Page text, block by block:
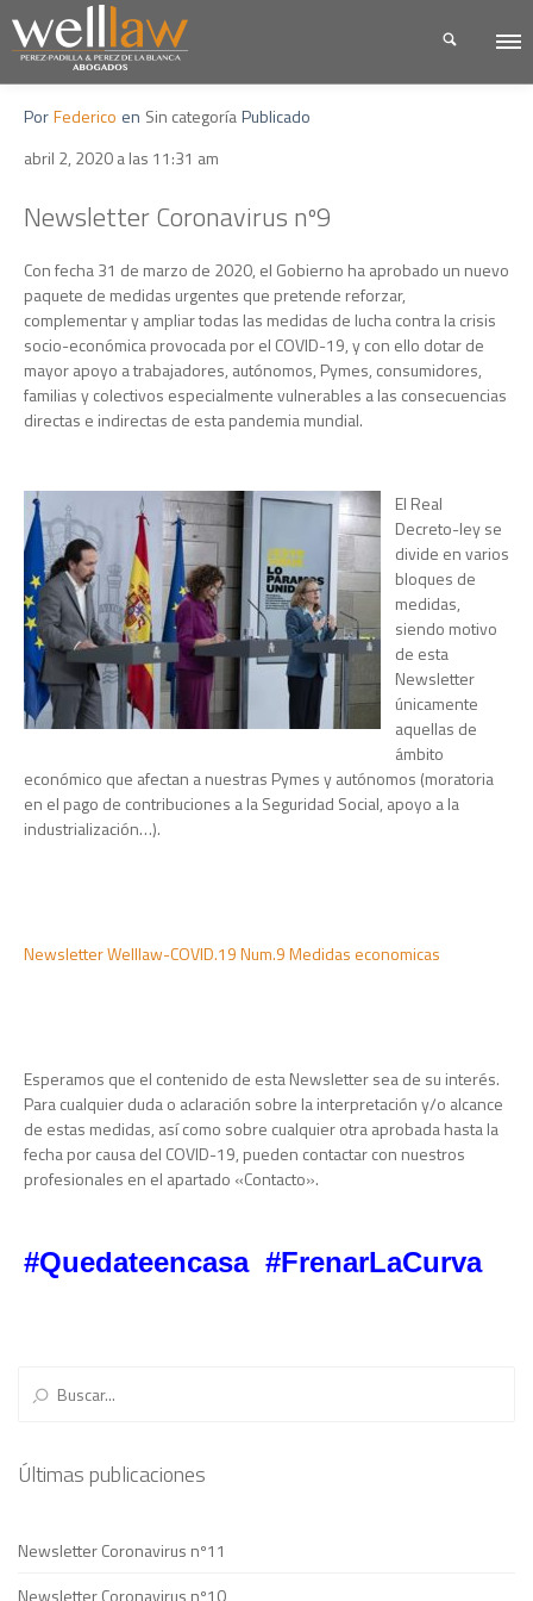
PorFederico en Sin categoríaPublicado
abril 2, 2020 a las 11:31 am
Newsletter Coronavirus nº9
Con fecha 31 de marzo de 2020, el Gobierno ha aprobado un nuevo
paquete de medidas urgentes que pretende reforzar,
complementar y ampliar todas las medidas de lucha contra la crisis
socio-económica provocada por el COVID-19, y con ello dotar de
mayor apoyo a trabajadores, autónomos, Pymes, consumidores,
familias y colectivos especialmente vulnerables a las consecuencias
directas e indirectas de esta pandemia mundial.
El Real
Decreto-ley se
divide en varios
bloques de
medidas,
siendo motivo
de esta
Newsletter
únicamente
aquellas de
ámbito
económico que afectan a nuestras Pymes y autónomos (moratoria
en el pago de contribuciones a la Seguridad Social, apoyo a la
industrialización…).
Newsletter Welllaw-COVID.19 Num.9 Medidas economicas
Esperamos que el contenido de esta Newsletter sea de su interés.
Para cualquier duda o aclaración sobre la interpretación y/o alcance
de estas medidas, así como sobre cualquier otra aprobada hasta la
fecha por causa del COVID-19, pueden contactar con nuestros
profesionales en el apartado «Contacto».
#Quedateencasa #FrenarLaCurva
Últimas publicaciones
Newsletter Coronavirus nº11
Newsletter Coronavirus nº10